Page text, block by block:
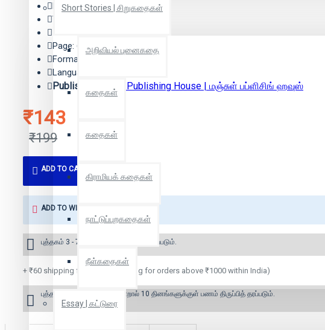
Short Stories | சிறுகதைகள்
அறிவியல் புனைகதை
கதைகள்
கதைகள்
கிராமியக் கதைகள்
நாட்டுப்புறகதைகள்
நீள்கதைகள்
Essay | கட்டுரை
₹143
₹199
Edition: 1
Year: 2018
Page: 67
Format: Paper Back
Language: Tamil
Publisher: Manjul Publishing House | மஞ்சுள் பப்ளிசிங் ஹவுஸ்
ADD TO CART
ADD TO WISH LIST
புத்தகம் 3 - 7 நாட்களில் அனுப்பி வைக்கப்படும்.
+ ₹60 shipping fee* (Free shipping for orders above ₹1000 within India)
புத்தகம் இருப்பில் இல்லை என்றால் 10 தினங்களுக்குள் பணம் திருப்பித் தரப்படும்.